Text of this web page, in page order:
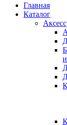
Главная
Каталог